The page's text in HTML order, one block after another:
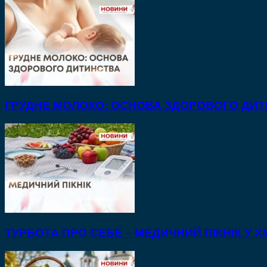
ГРУДНЕ МОЛОКО: ОСНОВА ЗДОРОВОГО
ТУРБОТА ПРО СЕБЕ – МЕДИЧНИЙ ПІКНІК У